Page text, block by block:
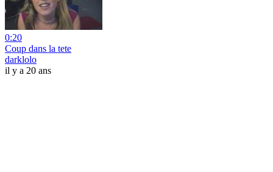
0:20
Coup dans la tete
darklolo
il y a 20 ans